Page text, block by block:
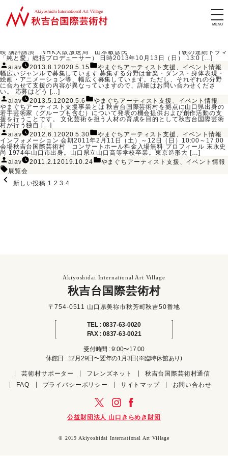
やま
年5月25日から2015年3月31日会場秋吉台国際芸術村主催秋吉台国際芸術村
後援山口県、山口県教育委員会、美祢市、美祢市教育委員会やまぐちアー
[…]
投
カ
ー:
映 講評講演 NHK大阪放送局 山本敏彦氏 （朝の連続ドラマ
「純と愛」総括プロデューサー） 日時2013年10月13日（日） 13:0 […]
投
稿
者:
aiav 2013.8.12020.5.15
カ
テ
ゴ
リ
ー:
やまぐちアーティスト支援 、 イベント情報
やま
幅広いジャンルで募集しています 募集する分野は音楽・ダンス・身体表現・
絵画・アニメーション等、幅広く募集しています。ただし、それぞれの分野
に合わせて支援の内容が異なっていますので、詳細はお問い合わせくださ
い。 応募はどう […]
投
稿
者:
aiav 2013.5.12020.5.6
カ
テ
ゴ
リ
ー:
やまぐちアーティスト支援 、 イベント情報
やま
やまぐちアーティスト支援事業とは 秋吉台国際芸術村を拠点に山口県出身の
若手芸術家（グループも含む）について発表の機会提供および創作活動の支
援を行うことです。 文化芸術を担う人材の育成を目的として秋吉台国際芸術
村が行う独自 […]
投
稿
者:
aiav 2012.6.12020.5.30
カ
テ
ゴ
リ
ー:
やまぐちアーティスト支援 、 イベント情報
インフォメーション 会期2011年2月11日（土）～12日（日）10:00～17:00
会場秋吉台国際芸術村 コンサートホール料金入場無料 プロフィール 末永史
尚 1974年山口市出身。山口県立山口高等学校卒業。東京造形大 […]
投
稿
者:
aiav 2011.2.12019.10.24
カ
テ
やまぐちアーティスト支援 、 イベント情報
タ
グ:
展覧会
投
新しい投稿 1 2 3 4
Akiyoshidai International Art Village
秋吉台国際芸術村
〒754-0511 山口県美祢市秋芳町秋吉50番地
TEL : 0837-63-0020
FAX : 0837-63-0021
受付時間 : 9:00〜17:00
休館日 : 12月29日〜翌年の1月3日(※臨時休館あり)
芸術村サポーター フレンズネット
秋吉台国際芸術村通信
FAQ
プライバシーポリシー サイトマップ お問い合わせ
公益財団法人 山口きらめき財団
© 2019 Akiyoshidai International Art Village